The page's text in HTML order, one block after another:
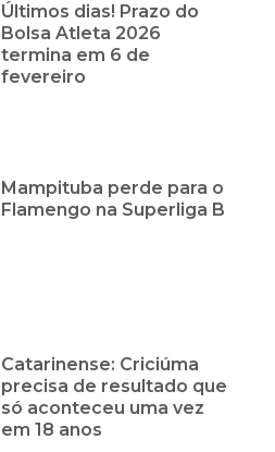
Últimos dias! Prazo do
Bolsa Atleta 2026
termina em 6 de
fevereiro
Mampituba perde para o
Flamengo na Superliga B
Catarinense: Criciúma
precisa de resultado que
só aconteceu uma vez
em 18 anos